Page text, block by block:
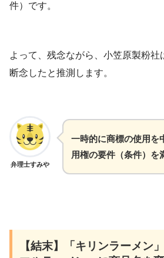
件）です。
よって、残念ながら、小笠原製粉社
断念したと推測します。
弁理士すみや
一時的に商標の使用を
用権の要件（条件）を
【結末】「キリンラーメン